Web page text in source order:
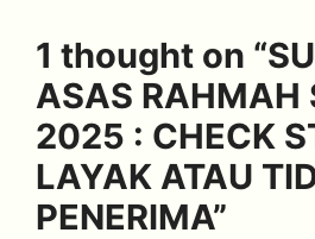
1 thought on
ASAS RAHMAH
2025 : CHECK
LAYAK ATAU
PENERIMA”